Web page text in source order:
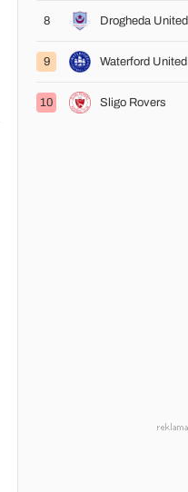
8 Drogheda United
9 Waterford United
10 Sligo Rovers